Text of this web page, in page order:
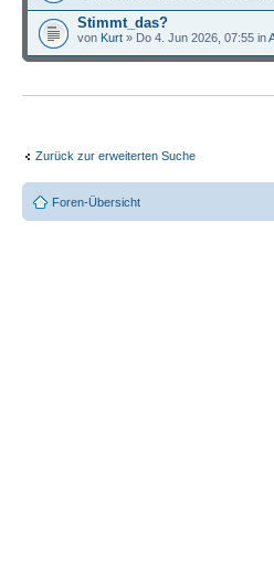
Stimmt_das?
von Kurt » Do 4. Jun 2026, 07:55 in
Zurück zur erweiterten Suche
Foren-Übersicht